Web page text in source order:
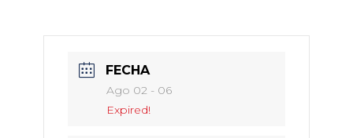
FECHA
Ago 02 - 06
Expired!